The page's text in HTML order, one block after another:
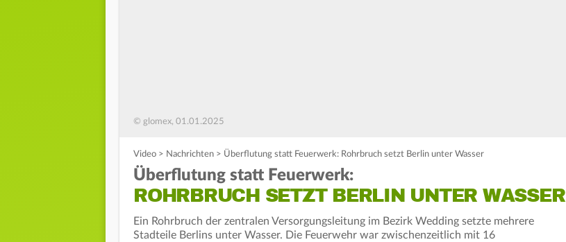
© glomex, 01.01.2025
Video > Nachrichten > Überflutung statt Feuerwerk: Rohrbruch setzt Berlin unter Wasser
Überflutung statt Feuerwerk:
ROHRBRUCH SETZT BERLIN UNTER WASSER
Ein Rohrbruch der zentralen Versorgungsleitung im Bezirk Wedding setzte mehrere
Stadteile Berlins unter Wasser. Die Feuerwehr war zwischenzeitlich mit 16